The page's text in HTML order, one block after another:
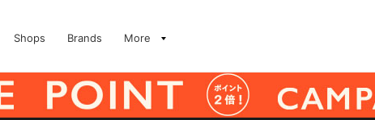
Shops Brands More